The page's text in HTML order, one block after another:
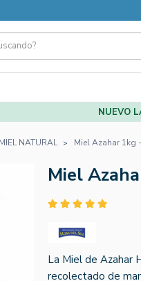
NUEVO
MIEL NATURAL Miel Azahar 1kg
Miel
La Miel de Azahar
recolectado de